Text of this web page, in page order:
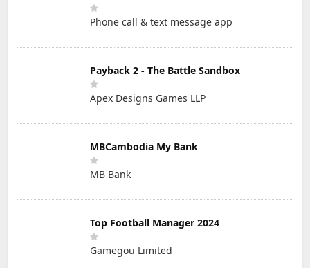
Phone call & text message app
Payback 2 - The Battle Sandbox
Apex Designs Games LLP
MBCambodia My Bank
MB Bank
Top Football Manager 2024
Gamegou Limited